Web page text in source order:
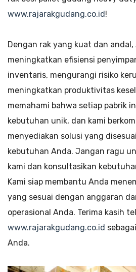
www.rajarakgudang.co.id !
Dengan rak yang kuat dan
meningkatkan efisiensi
inventaris, mengurangi risiko
meningkatkan produktivitas
memahami bahwa setiap pabrik
kebutuhan unik, dan kami
menyediakan solusi yang
kebutuhan Anda. Jangan ragu
kami dan konsultasikan
Kami siap membantu Anda
yang sesuai dengan anggaran
operasional Anda. Terima kasih
www.rajarakgudang.co.id
Anda.